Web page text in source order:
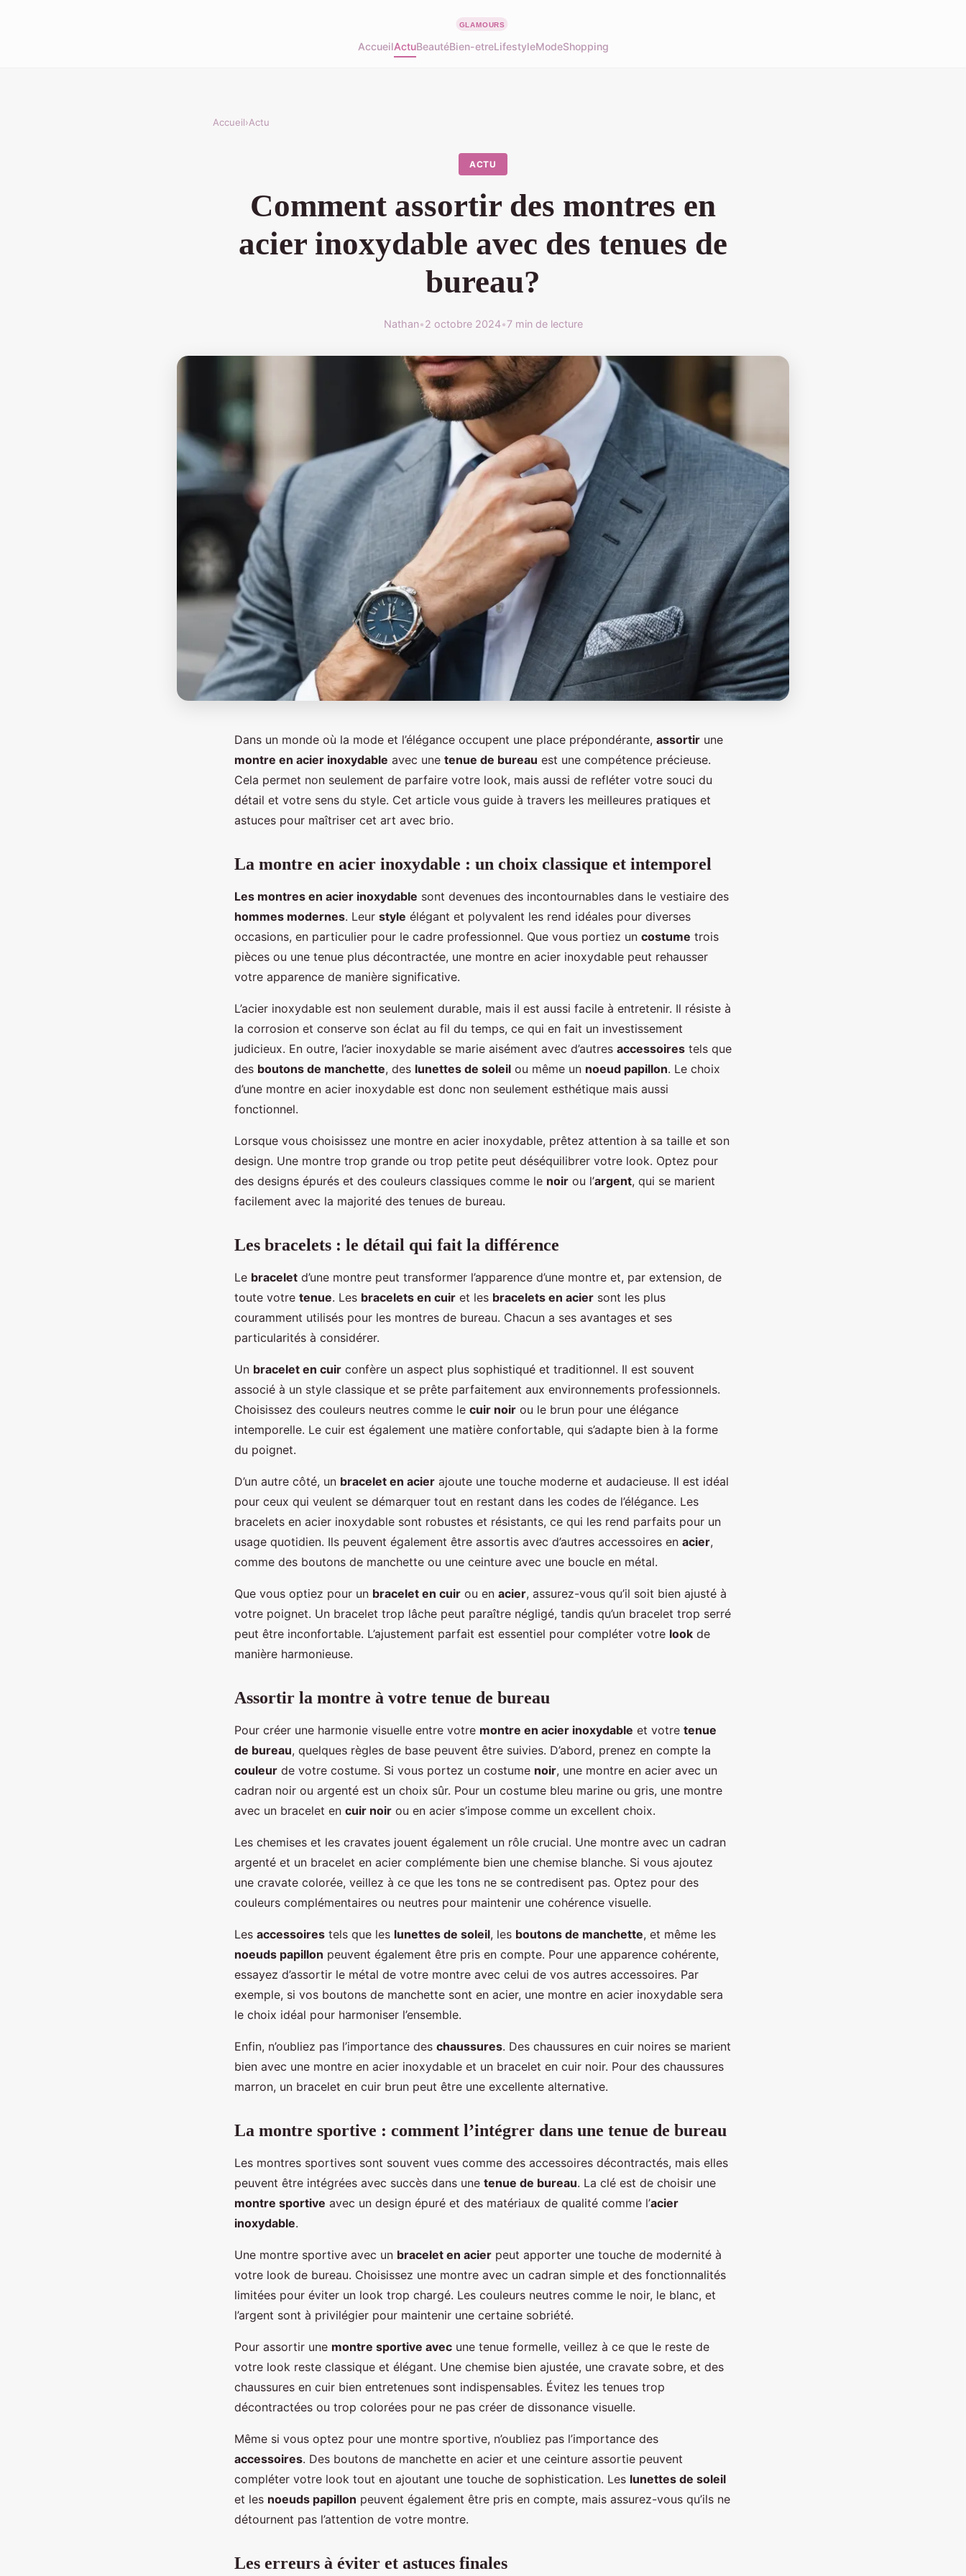
AccueilActuBeautéBien-etreLifestyleModeShopping
Accueil›Actu
ACTU
Comment assortir des montres en
acier inoxydable avec des tenues de
bureau?
Nathan•2 octobre 2024•7 min de lecture
Dans un monde où la mode et l’élégance occupent une place prépondérante, assortir une
montre en acier inoxydable avec une tenue de bureau est une compétence précieuse.
Cela permet non seulement de parfaire votre look, mais aussi de refléter votre souci du
détail et votre sens du style. Cet article vous guide à travers les meilleures pratiques et
astuces pour maîtriser cet art avec brio.
La montre en acier inoxydable : un choix classique et intemporel
Les montres en acier inoxydable sont devenues des incontournables dans le vestiaire des
hommes modernes. Leur style élégant et polyvalent les rend idéales pour diverses
occasions, en particulier pour le cadre professionnel. Que vous portiez un costume trois
pièces ou une tenue plus décontractée, une montre en acier inoxydable peut rehausser
votre apparence de manière significative.
L’acier inoxydable est non seulement durable, mais il est aussi facile à entretenir. Il résiste à
la corrosion et conserve son éclat au fil du temps, ce qui en fait un investissement
judicieux. En outre, l’acier inoxydable se marie aisément avec d’autres accessoires tels que
des boutons de manchette, des lunettes de soleil ou même un noeud papillon. Le choix
d’une montre en acier inoxydable est donc non seulement esthétique mais aussi
fonctionnel.
Lorsque vous choisissez une montre en acier inoxydable, prêtez attention à sa taille et son
design. Une montre trop grande ou trop petite peut déséquilibrer votre look. Optez pour
des designs épurés et des couleurs classiques comme le noir ou l’argent, qui se marient
facilement avec la majorité des tenues de bureau.
Les bracelets : le détail qui fait la différence
Le bracelet d’une montre peut transformer l’apparence d’une montre et, par extension, de
toute votre tenue. Les bracelets en cuir et les bracelets en acier sont les plus
couramment utilisés pour les montres de bureau. Chacun a ses avantages et ses
particularités à considérer.
Un bracelet en cuir confère un aspect plus sophistiqué et traditionnel. Il est souvent
associé à un style classique et se prête parfaitement aux environnements professionnels.
Choisissez des couleurs neutres comme le cuir noir ou le brun pour une élégance
intemporelle. Le cuir est également une matière confortable, qui s’adapte bien à la forme
du poignet.
D’un autre côté, un bracelet en acier ajoute une touche moderne et audacieuse. Il est idéal
pour ceux qui veulent se démarquer tout en restant dans les codes de l’élégance. Les
bracelets en acier inoxydable sont robustes et résistants, ce qui les rend parfaits pour un
usage quotidien. Ils peuvent également être assortis avec d’autres accessoires en acier,
comme des boutons de manchette ou une ceinture avec une boucle en métal.
Que vous optiez pour un bracelet en cuir ou en acier, assurez-vous qu’il soit bien ajusté à
votre poignet. Un bracelet trop lâche peut paraître négligé, tandis qu’un bracelet trop serré
peut être inconfortable. L’ajustement parfait est essentiel pour compléter votre look de
manière harmonieuse.
Assortir la montre à votre tenue de bureau
Pour créer une harmonie visuelle entre votre montre en acier inoxydable et votre tenue
de bureau, quelques règles de base peuvent être suivies. D’abord, prenez en compte la
couleur de votre costume. Si vous portez un costume noir, une montre en acier avec un
cadran noir ou argenté est un choix sûr. Pour un costume bleu marine ou gris, une montre
avec un bracelet en cuir noir ou en acier s’impose comme un excellent choix.
Les chemises et les cravates jouent également un rôle crucial. Une montre avec un cadran
argenté et un bracelet en acier complémente bien une chemise blanche. Si vous ajoutez
une cravate colorée, veillez à ce que les tons ne se contredisent pas. Optez pour des
couleurs complémentaires ou neutres pour maintenir une cohérence visuelle.
Les accessoires tels que les lunettes de soleil, les boutons de manchette, et même les
noeuds papillon peuvent également être pris en compte. Pour une apparence cohérente,
essayez d’assortir le métal de votre montre avec celui de vos autres accessoires. Par
exemple, si vos boutons de manchette sont en acier, une montre en acier inoxydable sera
le choix idéal pour harmoniser l’ensemble.
Enfin, n’oubliez pas l’importance des chaussures. Des chaussures en cuir noires se marient
bien avec une montre en acier inoxydable et un bracelet en cuir noir. Pour des chaussures
marron, un bracelet en cuir brun peut être une excellente alternative.
La montre sportive : comment l’intégrer dans une tenue de bureau
Les montres sportives sont souvent vues comme des accessoires décontractés, mais elles
peuvent être intégrées avec succès dans une tenue de bureau. La clé est de choisir une
montre sportive avec un design épuré et des matériaux de qualité comme l’acier
inoxydable.
Une montre sportive avec un bracelet en acier peut apporter une touche de modernité à
votre look de bureau. Choisissez une montre avec un cadran simple et des fonctionnalités
limitées pour éviter un look trop chargé. Les couleurs neutres comme le noir, le blanc, et
l’argent sont à privilégier pour maintenir une certaine sobriété.
Pour assortir une montre sportive avec une tenue formelle, veillez à ce que le reste de
votre look reste classique et élégant. Une chemise bien ajustée, une cravate sobre, et des
chaussures en cuir bien entretenues sont indispensables. Évitez les tenues trop
décontractées ou trop colorées pour ne pas créer de dissonance visuelle.
Même si vous optez pour une montre sportive, n’oubliez pas l’importance des
accessoires. Des boutons de manchette en acier et une ceinture assortie peuvent
compléter votre look tout en ajoutant une touche de sophistication. Les lunettes de soleil
et les noeuds papillon peuvent également être pris en compte, mais assurez-vous qu’ils ne
détournent pas l’attention de votre montre.
Les erreurs à éviter et astuces finales